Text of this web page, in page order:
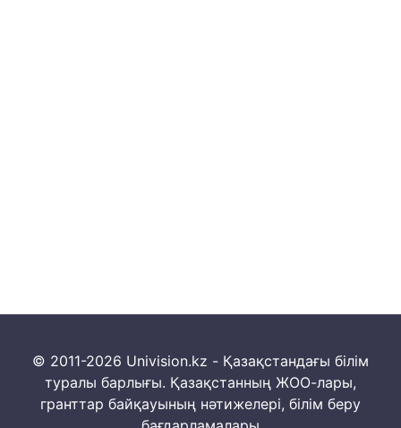
© 2011-2026 Univision.kz - Қазақстандағы білім
туралы барлығы. Қазақстанның ЖОО-лары,
гранттар байқауының нәтижелері, білім беру